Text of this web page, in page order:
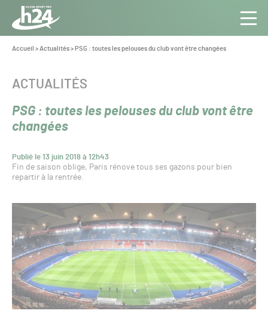
Panneau de gestion des cookies
Aller au contenu
Toute
l’info
Pro
Vous
Accueil >Actualités> PSG : toutes les pelouses du club vont être changées
PSG : toutes les pelouses du club vont être
changées
Publié le 13 juin 2018 à 12h43
CATÉGORIE :
ACTUALITÉS
Fin de saison oblige, Paris rénove tous ses gazons pour bien
repartir à la rentrée.